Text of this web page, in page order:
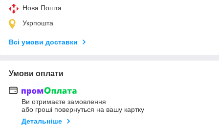
Нова Пошта
Укрпошта
Всі умови доставки
Умови оплати
Ви отримаєте замовлення
або гроші повернуться на вашу картку
Детальніше